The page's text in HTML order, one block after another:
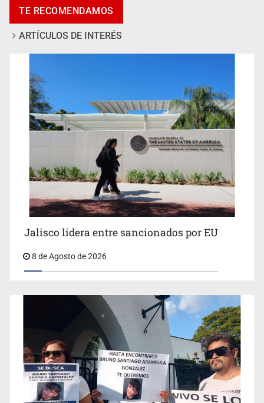
Llaman a mantener legado de Alcalde
Concierto patrio costará 32.9 mdp
TE RECOMENDAMOS
ARTÍCULOS DE INTERÉS
Jalisco lidera entre sancionados por EU
8 de Agosto de 2026